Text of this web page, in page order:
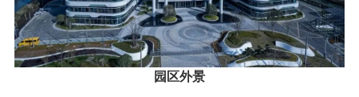
园区外景